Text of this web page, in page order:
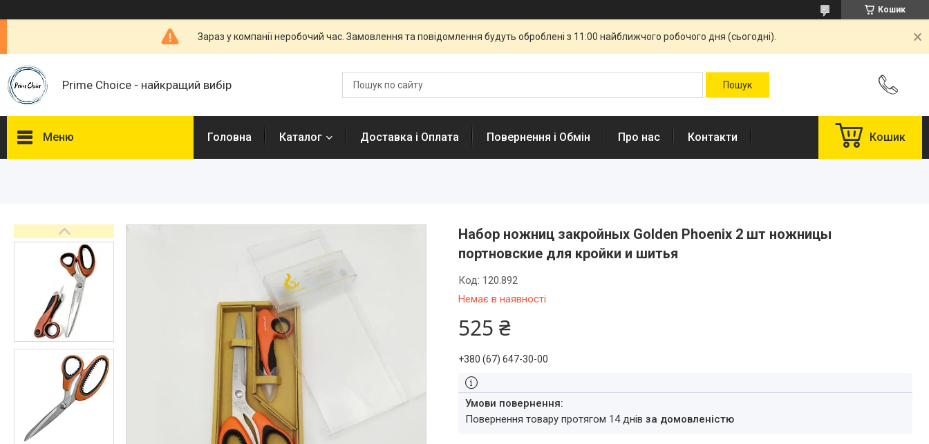
Кошик
Зараз у компанії неробочий час. Замовлення та повідомлення будуть оброблені з 11:00 найближчого робочого дня (сьогодні).
Prime Choice - найкращий вибір
Меню
Договір публічної оферти
Головна Каталог Доставка і Оплата Повернення і Обмін Про нас Контакти Кошик
Набор ножниц закройных Golden Phoenix 2 шт ножницы
портновские для кройки и шитья
Немає в наявності
Код: 120.892
525 ₴
+380 (67) 647-30-00
повернення товару протягом 14 днів за домовленістю